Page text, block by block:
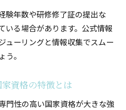
験年数や研修修了証の提出な
いる場合があります。公式情報
ューリングと情報収集でスムー
。
資格の特徴とは
門性の高い国家資格が大きな強